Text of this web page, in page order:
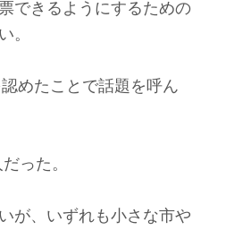
できるようにするための
。
めたことで話題を呼ん
った。
が、いずれも小さな市や